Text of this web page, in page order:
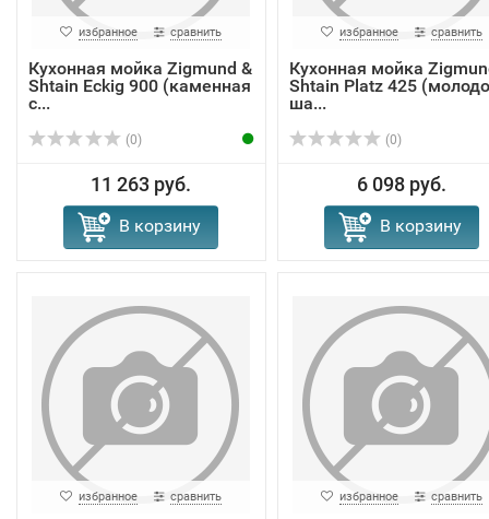
избранное сравнить
Кухонная мойка Zigmund &
Shtain Eckig 900 (каменная
с...
(0)
11 263 руб.
В корзину
избранное сравнить
Кухонная мойка
Shtain Platz 425
ша...
(0)
6 098 руб.
В корзину
избранное сравнить избранное сравнить